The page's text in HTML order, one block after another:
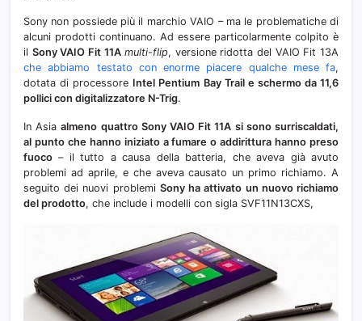
Sony non possiede più il marchio VAIO – ma le problematiche di
alcuni prodotti continuano. Ad essere particolarmente colpito è
il Sony VAIO Fit 11A multi-flip, versione ridotta del VAIO Fit 13A
che abbiamo testato con enorme piacere qualche mese fa,
dotata di processore Intel Pentium Bay Trail e schermo da 11,6
pollici con digitalizzatore N-Trig.
In Asiaalmeno quattro Sony VAIO Fit 11A si sono surriscaldati,
al punto che hanno iniziato a fumare o addirittura hanno preso
fuoco – il tutto a causa della batteria, che aveva già avuto
problemi ad aprile, e che aveva causato un primo richiamo. A
seguito dei nuovi problemi Sony ha attivato un nuovo richiamo
del prodotto, che include i modelli con sigla SVF11N13CXS,